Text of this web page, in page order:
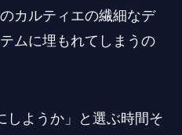
カルティエの繊細なデ
ムに埋もれてしまうの
しようか」と選ぶ時間そ